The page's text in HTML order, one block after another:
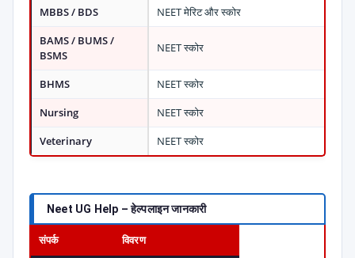
MBBS / BDS
NEET मेरिट और स्कोर
BAMS / BUMS /
BSMS
NEET स्कोर
BHMS
NEET स्कोर
Nursing
NEET स्कोर
Veterinary
NEET स्कोर
Neet UG Help – हेल्पलाइन जानकारी
संपर्क विवरण